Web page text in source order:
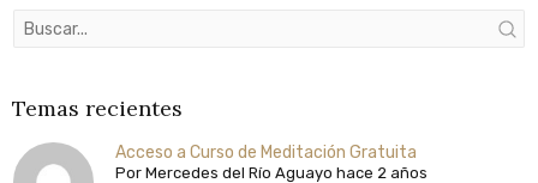
Temas recientes
Acceso a Curso de Meditación Gratuita
PorMercedes del Río Aguayo hace 2 años